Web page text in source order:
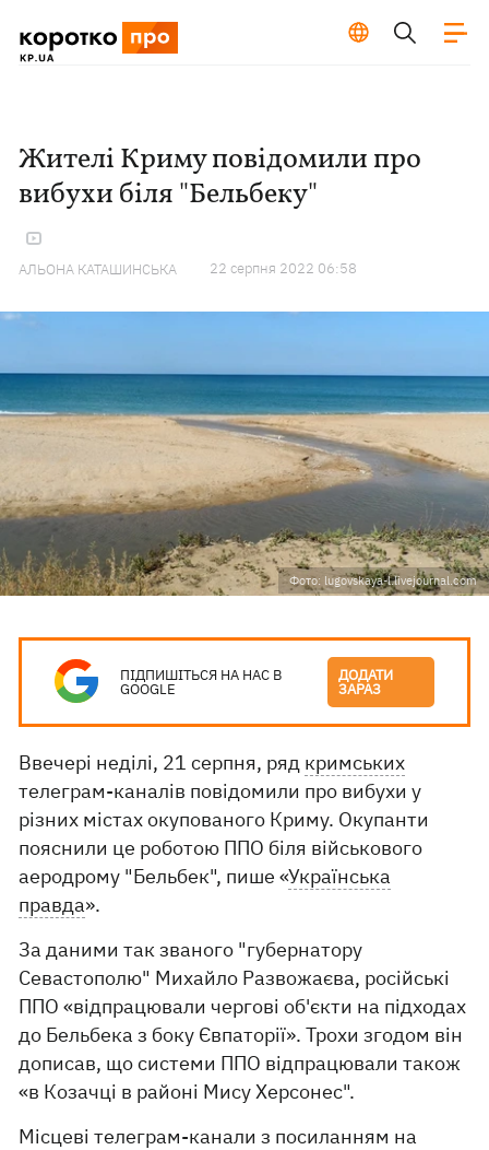
Жителі Криму повідомили про
вибухи біля "Бельбеку"
АЛЬОНА КАТАШИНСЬКА 22 серпня 2022 06:58
Фото: lugovskaya-l.livejournal.com
ПІДПИШІТЬСЯ НА НАС В
GOOGLE
ДОДАТИ
ЗАРАЗ
Ввечері неділі, 21 серпня, ряд кримських
телеграм-каналів повідомили про вибухи у
різних містах окупованого Криму. Окупанти
пояснили це роботою ППО біля військового
аеродрому "Бельбек", пише «Українська
правда».
За даними так званого "губернатору
Севастополю" Михайло Развожаєва, російські
ППО «відпрацювали чергові об'єкти на підходах
до Бельбека з боку Євпаторії». Трохи згодом він
дописав, що системи ППО відпрацювали також
«в Козачці в районі Мису Херсонес".
Місцеві телеграм-канали з посиланням на